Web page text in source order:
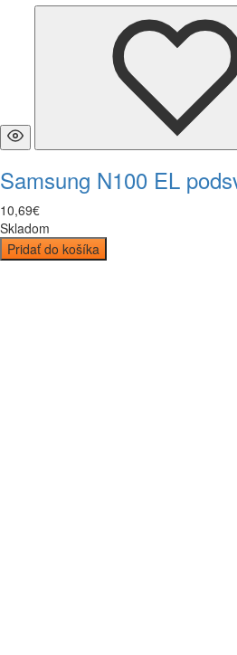
Samsung N100 EL
10,69€
Skladom
Pridať do košíka